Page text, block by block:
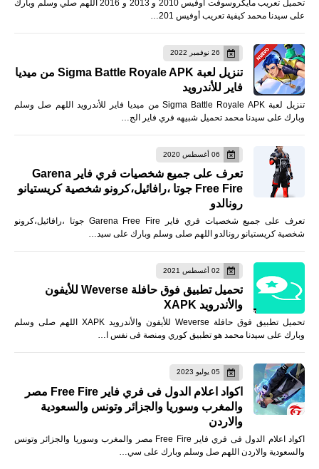
تحميل تعريب مايكروسوفت أوفيس 2010 و 2013 و 2016 اللهم صلي وسلم وبارك
على سيدنا محمد كيفية تعريب أوفيس 201…
26 نوفمبر 2022
تنزيل لعبة Sigma Battle Royale APK من ميديا
فاير للأندرويد
تنزيل لعبة Sigma Battle Royale APK من ميديا فاير للأندرويد اللهم صل وسلم
وبارك على سيدنا محمد تحميل شبيهه فري فاير الج…
06 أغسطس 2020
تعرف على جميع شخصيات فري فاير Garena
Free Fire جوتا ،رافائيل،كرونو شخصية كريستيانو
رونالدو
تعرف على جميع شخصيات فري فاير Garena Free Fire جوتا ،رافائيل،كرونو
شخصية كريستيانو رونالدو اللهم صلى وسلم وبارك على سيد…
02 أغسطس 2021
تحميل تطبيق فوق حافلة Weverse للأيفون
والأندرويد XAPK
تحميل تطبيق فوق حافلة Weverse للأيفون والأندرويد XAPK اللهم صلى وسلم
وبارك على سيدنا محمد هو تطبيق كوري ومنصة فى نفس ا…
05 يوليو 2023
اكواد اعلام الدول فى فري فاير Free Fire مصر
والمغرب وسوريا والجزائر وتونس والسعودية
والاردن
اكواد اعلام الدول فى فري فاير Free Fire مصر والمغرب وسوريا والجزائر وتونس
والسعودية والاردن اللهم صل وسلم وبارك على سي…